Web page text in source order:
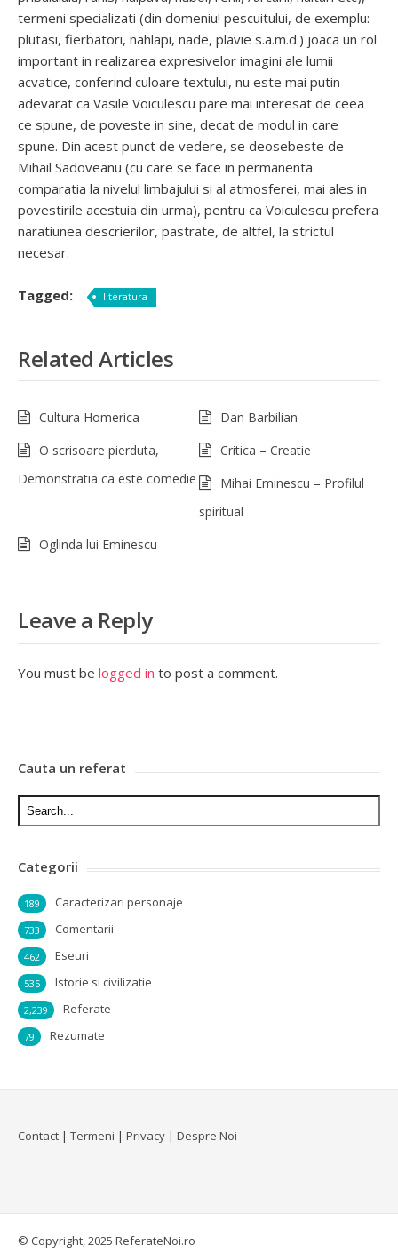
termeni specializati (din domeniu! pescuitului, de exemplu:
plutasi, fierbatori, nahlapi, nade, plavie s.a.m.d.) joaca un rol
important in realizarea expresivelor imagini ale lumii
acvatice, conferind culoare textului, nu este mai putin
adevarat ca Vasile Voiculescu pare mai interesat de ceea
ce spune, de poveste in sine, decat de modul in care
spune. Din acest punct de vedere, se deosebeste de
Mihail Sadoveanu (cu care se face in permanenta
comparatia la nivelul limbajului si al atmosferei, mai ales in
povestirile acestuia din urma), pentru ca Voiculescu prefera
naratiunea descrierilor, pastrate, de altfel, la strictul
necesar.
Tagged: literatura
Related Articles
Cultura Homerica
Dan Barbilian
O scrisoare pierduta,
Demonstratia ca este comedie
Critica – Creatie
Mihai Eminescu – Profilul
spiritual
Oglinda lui Eminescu
Leave a Reply
You must be logged in to post a comment.
Cauta un referat
Categorii
Caracterizari personaje
189
Comentarii
733
Eseuri
462
Istorie si civilizatie
535
Referate
2,239
Rezumate
79
Contact | Termeni | Privacy | Despre Noi
© Copyright, 2025 ReferateNoi.ro